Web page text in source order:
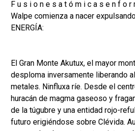
F u s i o n e s a t ó m i c a s e n f o r
Walpe comienza a nacer
ENERGÍA:
El Gran Monte Akutux, el mayor
desploma inversamente liberando
metales. Ninfluxa ríe. Desde el
huracán de magma gaseoso y
de la túgubre y una entidad rojo-
futuro erigiéndose sobre Clévida.